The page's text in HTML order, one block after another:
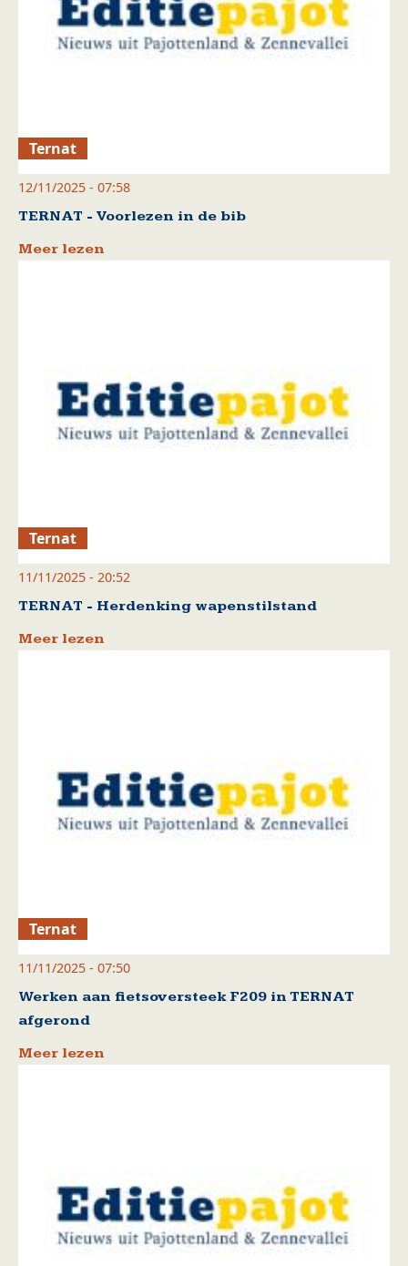
Ternat
12/11/2025 - 07:58
TERNAT - Voorlezen in de bib
Meer lezen
Ternat
11/11/2025 - 20:52
TERNAT - Herdenking wapenstilstand
Meer lezen
Ternat
11/11/2025 - 07:50
Werken aan fietsoversteek F209 in TERNAT
afgerond
Meer lezen